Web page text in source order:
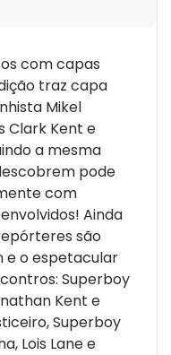
com capas
traz capa
Mikel
Clark Kent e
a mesma
pode
com
Ainda
são
e o espetacular
Superboy
Kent e
Superboy
Lois Lane e